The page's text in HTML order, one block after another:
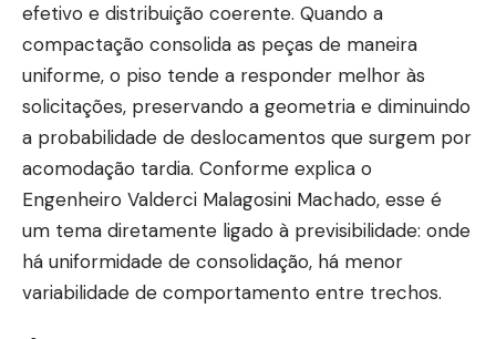
efetivo e distribuição coerente. Quando a
compactação consolida as peças de maneira
uniforme, o piso tende a responder melhor às
solicitações, preservando a geometria e diminuindo
a probabilidade de deslocamentos que surgem por
acomodação tardia. Conforme explica o
Engenheiro Valderci Malagosini Machado, esse é
um tema diretamente ligado à previsibilidade: onde
há uniformidade de consolidação, há menor
variabilidade de comportamento entre trechos.